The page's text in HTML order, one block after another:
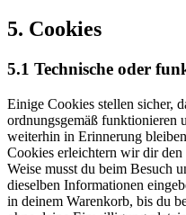
5. Cookies
5.1 Technische oder
Einige Cookies stellen sicher,
ordnungsgemäß funktionieren
weiterhin in Erinnerung
Cookies erleichtern wir dir den
Weise musst du beim Besuch
dieselben Informationen
in deinem Warenkorb, bis du